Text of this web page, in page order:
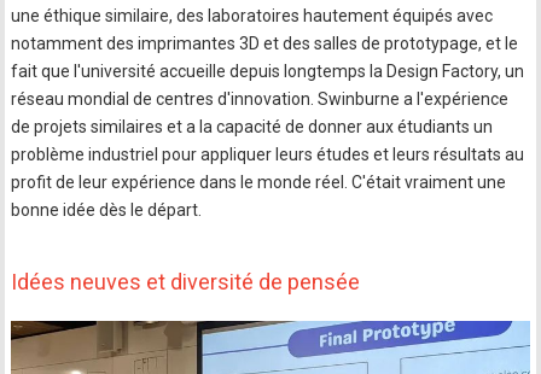
une éthique similaire, des laboratoires hautement équipés avec
notamment des imprimantes 3D et des salles de prototypage, et le
fait que l'université accueille depuis longtemps la Design Factory, un
réseau mondial de centres d'innovation. Swinburne a l'expérience
de projets similaires et a la capacité de donner aux étudiants un
problème industriel pour appliquer leurs études et leurs résultats au
profit de leur expérience dans le monde réel. C'était vraiment une
bonne idée dès le départ.
Idées neuves et diversité de pensée